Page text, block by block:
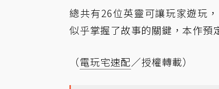
總共有26位英靈可讓玩家遊玩
似乎掌握了故事的關鍵，本作
（電玩宅速配／授權轉載）